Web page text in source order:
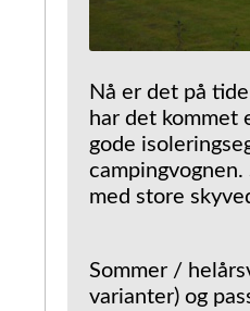
Nå er det på
har det kommet
gode
med store
Sommer /
varianter) og